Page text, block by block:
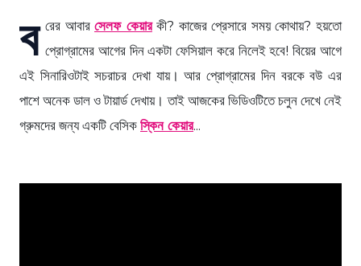
ব রের আবারসেলফ কেয়ারকী? কাজের প্রেসারে সময় কোথায়? হয়তো
প্রোগ্রামের আগের দিন একটা ফেসিয়াল করে নিলেই হবে! বিয়ের আগে
এই সিনারিওটাই সচরাচর দেখা যায়। আর প্রোগ্রামের দিন বরকে বউ এর
পাশে অনেক ডাল ও টায়ার্ড দেখায়। তাই আজকের ভিডিওটিতে চলুন দেখে নেই
গ্রুমদের জন্য একটি বেসিক স্কিন কেয়ার...